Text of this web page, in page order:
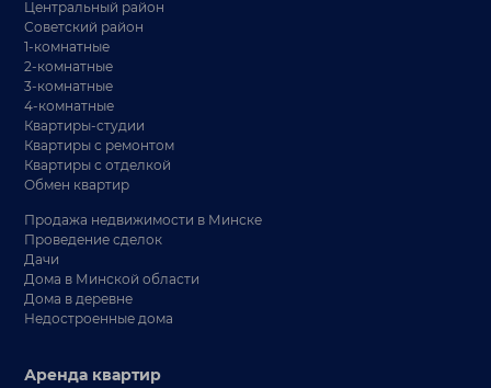
Центральный район
Советский район
1-комнатные
2-комнатные
3-комнатные
4-комнатные
Квартиры-студии
Квартиры с ремонтом
Квартиры с отделкой
Обмен квартир
Продажа недвижимости в Минске
Проведение сделок
Дачи
Дома в Минской области
Дома в деревне
Недостроенные дома
Аренда квартир